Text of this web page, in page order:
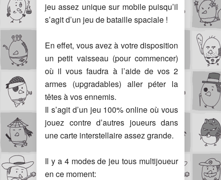
jeu assez unique sur mobile puisqu’il
s’agit d’un jeu de bataille spaciale !
En effet, vous avez à votre disposition
un petit vaisseau (pour commencer)
où il vous faudra à l’aide de vos 2
armes (upgradables) aller péter la
têtes à vos ennemis.
Il s’agit d’un jeu 100% online où vous
jouez contre d’autres joueurs dans
une carte interstellaire assez grande.
Il y a 4 modes de jeu tous multijoueur
en ce moment: